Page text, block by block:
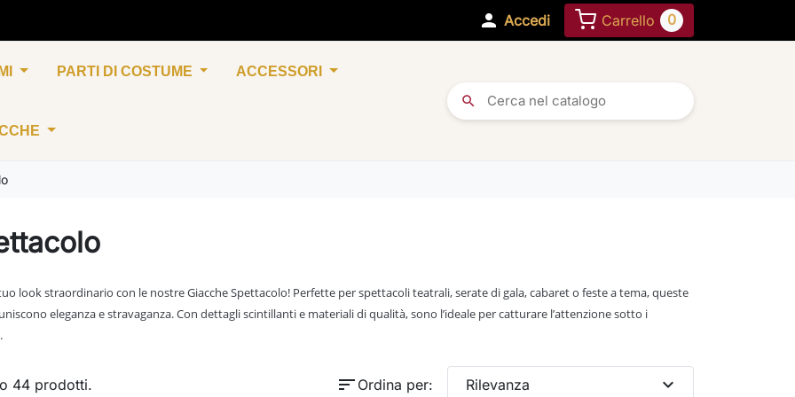
 Accedi Carrello 0
PARTI DI COSTUME ACCESSORI
search
look straordinario con le nostre Giacche Spettacolo! Perfette per spettacoli teatrali, serate di gala, cabaret o feste a tema, queste
eleganza e stravaganza. Con dettagli scintillanti e materiali di qualità, sono l’ideale per catturare l’attenzione sotto i
44 prodotti. sort Ordina per: Rilevanza expand_more